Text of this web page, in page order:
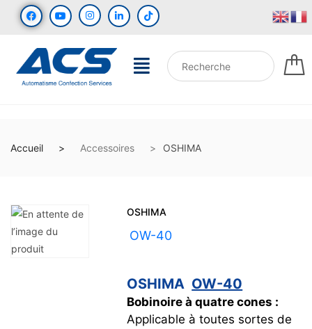
Accueil Accessoires OSHIMA
OSHIMA
OW-40
OSHIMA OW-40
Bobinoire à quatre cones :
Applicable à toutes sortes de